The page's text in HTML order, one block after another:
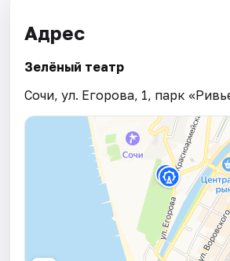
Адрес
Зелёный театр
Сочи, ул. Егорова, 1, парк